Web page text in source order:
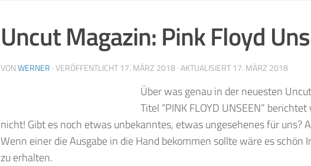
Uncut Magazin: Pink Floyd
VONWERNER · VERÖFFENTLICHT 17. MÄRZ 2018· AKTUALISIERT 17. MÄRZ 2018
Über was genau in der neuesten
Titel “PINK FLOYD UNSEEN”
nicht! Gibt es noch etwas unbekanntes, etwas ungesehenes für uns?
Wenn einer die Ausgabe in die Hand bekommen sollte wäre es schön
zu erhalten.